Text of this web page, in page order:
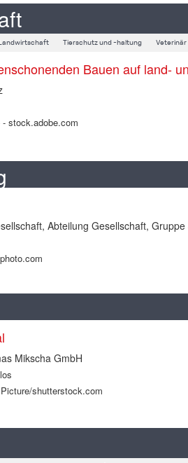
Landwirtschaft Tierschutz und -haltung Veterinär
Bauen auf land-
stock.adobe.com
Abteilung Gesellschaft,
Mikscha GmbH
shutterstock.com